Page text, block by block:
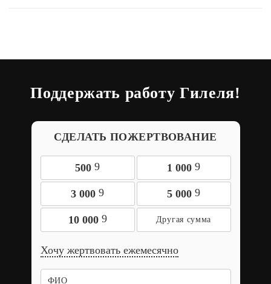
Поддержать работу Гилеля!
СДЕЛАТЬ ПОЖЕРТВОВАНИЕ
500 9 1 000 9
3 000 9 5 000 9
10 000 9
Хочу жертвовать ежемесячно